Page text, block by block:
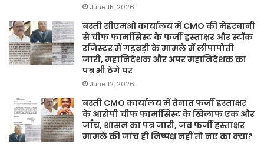
June 15, 2026
बस्ती सीएमओ कार्यालय में CMO की मेहरबानी
से चीफ फार्मासिस्ट के फर्जी हस्ताक्षर और स्टॉक
रजिस्टर में गड़बड़ी के मामले में लीपापोती
जारी, महानिदेशक और अपर महानिदेशक का
पत्र भी ठेंगे पर
June 12, 2026
बस्ती CMO कार्यालय में तैनात फर्जी हस्ताक्षर
के आरोपी चीफ फार्मासिस्ट के खिलाफ एक और
जाँच, शासन का पत्र जारी, जब फर्जी हस्ताक्षर
मामले की जांच ही निष्पक्ष नहीं तो नए का क्या?